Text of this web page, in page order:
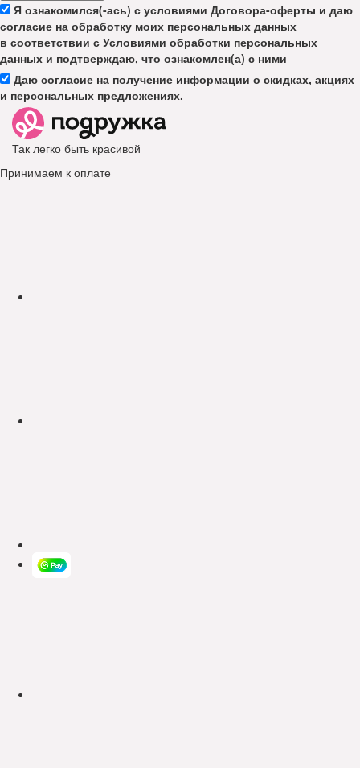
Я ознакомился(-ась) с условиями Договора-оферты и даю
согласие на обработку моих персональных данных
в соответствии с Условиями обработки персональных
данных и подтверждаю, что ознакомлен(а) с ними
Даю согласие на получение информации о скидках, акциях
и персональных предложениях.
Так легко быть красивой
Принимаем к оплате